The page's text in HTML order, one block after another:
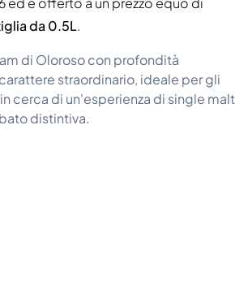
da 0.5L.
di Oloroso con profondità
straordinario, ideale per gli
cerca di un'esperienza di single malt
distintiva.